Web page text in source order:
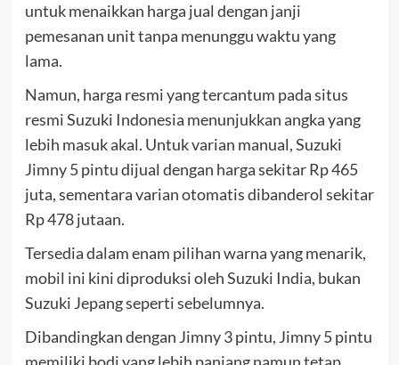
untuk menaikkan harga jual dengan janji
pemesanan unit tanpa menunggu waktu yang
lama.
Namun, harga resmi yang tercantum pada situs
resmi Suzuki Indonesia menunjukkan angka yang
lebih masuk akal. Untuk varian manual, Suzuki
Jimny 5 pintu dijual dengan harga sekitar Rp 465
juta, sementara varian otomatis dibanderol sekitar
Rp 478 jutaan.
Tersedia dalam enam pilihan warna yang menarik,
mobil ini kini diproduksi oleh Suzuki India, bukan
Suzuki Jepang seperti sebelumnya.
Dibandingkan dengan Jimny 3 pintu, Jimny 5 pintu